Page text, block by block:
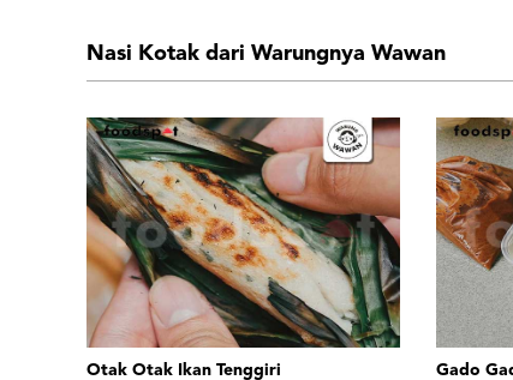
Nasi Kotak dari Warungnya Wawan
Otak Otak Ikan Tenggiri Gado